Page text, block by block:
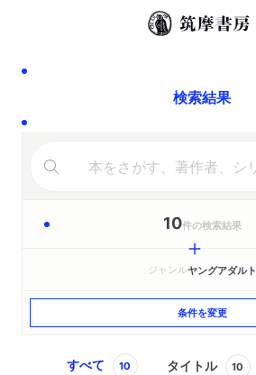
検索結果
10件の検索結果
ジャンルヤングアダルト
条件を変更
すべて 10 タイトル 10